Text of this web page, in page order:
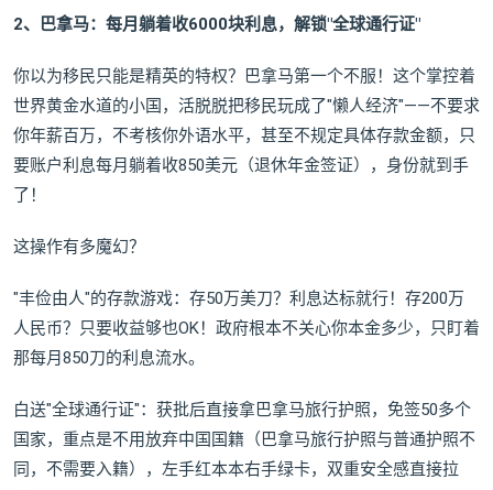
2、巴拿马：每月躺着收6000块利息，解锁"全球通行证"
你以为移民只能是精英的特权？巴拿马第一个不服！这个掌控着
世界黄金水道的小国，活脱脱把移民玩成了"懒人经济"——不要求
你年薪百万，不考核你外语水平，甚至不规定具体存款金额，只
要账户利息每月躺着收850美元（退休年金签证），身份就到手
了！
这操作有多魔幻？
"丰俭由人"的存款游戏：存50万美刀？利息达标就行！存200万
人民币？只要收益够也OK！政府根本不关心你本金多少，只盯着
那每月850刀的利息流水。
白送"全球通行证"：获批后直接拿巴拿马旅行护照，免签50多个
国家，重点是不用放弃中国国籍（巴拿马旅行护照与普通护照不
同，不需要入籍），左手红本本右手绿卡，双重安全感直接拉